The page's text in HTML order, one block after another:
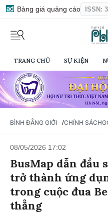
Bảng giá quảng cáo ISSN:
TRANG CHỦ SỰ KIỆN
BÌNH ĐẲNG GIỚI /CHÍNH SÁCH
08/05/2026 17:02
BusMap dẫn đầu
trở thành ứng
trong cuộc đua
thẳng